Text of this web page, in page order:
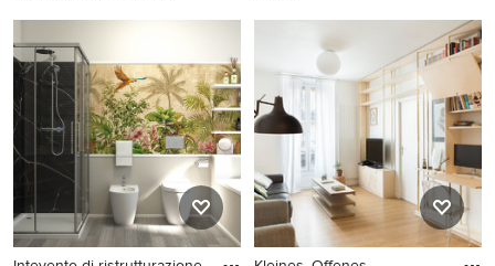
Kleiner, Unbedeckter
Klassischer Balkon mit
Kübelpflanzen in Paris
Modernes Esszimmer in